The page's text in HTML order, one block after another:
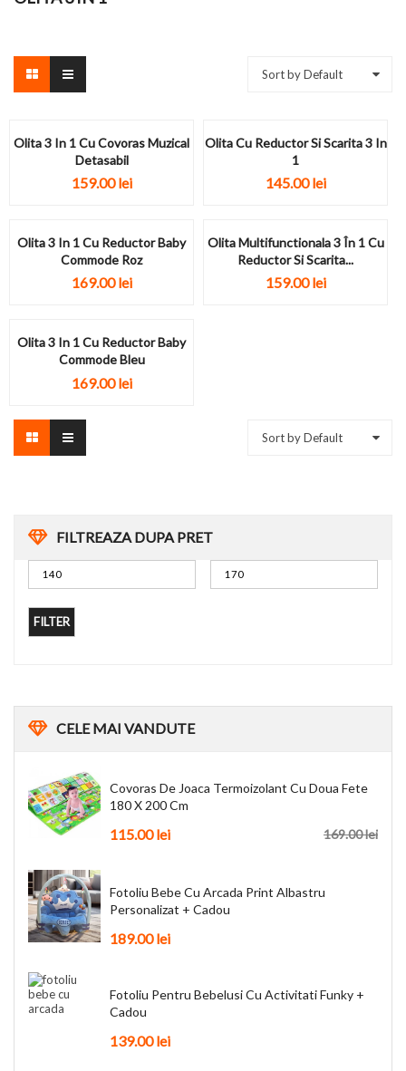
FILTREAZA DUPA PRET
FILTER
CELEMAI VANDUTE
Covoras De Joaca Termoizolant Cu Doua Fete
180 X 200 Cm
169.00lei
115.00lei
Fotoliu Bebe Cu Arcada Print Albastru
Personalizat + Cadou
189.00lei
Fotoliu Pentru Bebelusi Cu Activitati Funky +
Cadou
139.00lei
Sort by Default
Olita 3 In 1 Cu Covoras Muzical
Detasabil
159.00lei
Olita Cu Reductor Si Scarita 3 In
1
145.00lei
Olita 3 In 1 Cu Reductor Baby
Commode Roz
169.00lei
Olita Multifunctionala 3 În 1 Cu
Reductor Si Scarita...
159.00lei
Olita 3 In 1 Cu Reductor Baby
Commode Bleu
169.00lei
Sort by Default